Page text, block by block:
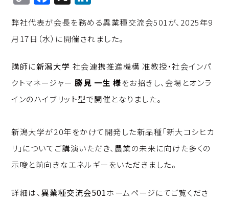
o
p
y
Li
n
k
a
c
e
b
o
o
k
k
e
d
I
n
弊社代表が会長を務める異業種交流会501が、2025年9
月17日（水）に開催されました。
講師に新潟大学 社会連携推進機構 准教授・社会インパ
クトマネージャー勝見 一生 様をお招きし、会場とオンラ
インのハイブリット型で開催となりました。
新潟大学が20年をかけて開発した新品種「新大コシヒカ
リ」についてご講演いただき、農業の未来に向けた多くの
示唆と前向きなエネルギーをいただきました。
詳細は、 異業種交流会501ホームページにてご覧くださ